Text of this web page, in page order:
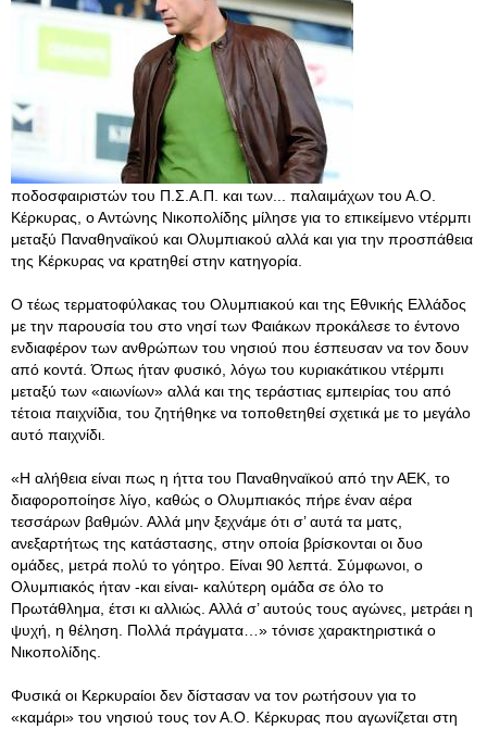
ποδοσφαιριστών του Π.Σ.Α.Π. και των... παλαιμάχων του Α.Ο.
Κέρκυρας, ο Αντώνης Νικοπολίδης μίλησε για το επικείμενο ντέρμπι
μεταξύ Παναθηναϊκού και Ολυμπιακού αλλά και για την προσπάθεια
της Κέρκυρας να κρατηθεί στην κατηγορία.
Ο τέως τερματοφύλακας του Ολυμπιακού και της Εθνικής Ελλάδος
με την παρουσία του στο νησί των Φαιάκων προκάλεσε το έντονο
ενδιαφέρον των ανθρώπων του νησιού που έσπευσαν να τον δουν
από κοντά. Όπως ήταν φυσικό, λόγω του κυριακάτικου ντέρμπι
μεταξύ των «αιωνίων» αλλά και της τεράστιας εμπειρίας του από
τέτοια παιχνίδια, του ζητήθηκε να τοποθετηθεί σχετικά με το μεγάλο
αυτό παιχνίδι.
«Η αλήθεια είναι πως η ήττα του Παναθηναϊκού από την ΑΕΚ, το
διαφοροποίησε λίγο, καθώς ο Ολυμπιακός πήρε έναν αέρα
τεσσάρων βαθμών. Αλλά μην ξεχνάμε ότι σ’ αυτά τα ματς,
ανεξαρτήτως της κατάστασης, στην οποία βρίσκονται οι δυο
ομάδες, μετρά πολύ το γόητρο. Είναι 90 λεπτά. Σύμφωνοι, ο
Ολυμπιακός ήταν -και είναι- καλύτερη ομάδα σε όλο το
Πρωτάθλημα, έτσι κι αλλιώς. Αλλά σ’ αυτούς τους αγώνες, μετράει η
ψυχή, η θέληση. Πολλά πράγματα…» τόνισε χαρακτηριστικά ο
Νικοπολίδης.
Φυσικά οι Κερκυραίοι δεν δίστασαν να τον ρωτήσουν για το
«καμάρι» του νησιού τους τον Α.Ο. Κέρκυρας που αγωνίζεται στη